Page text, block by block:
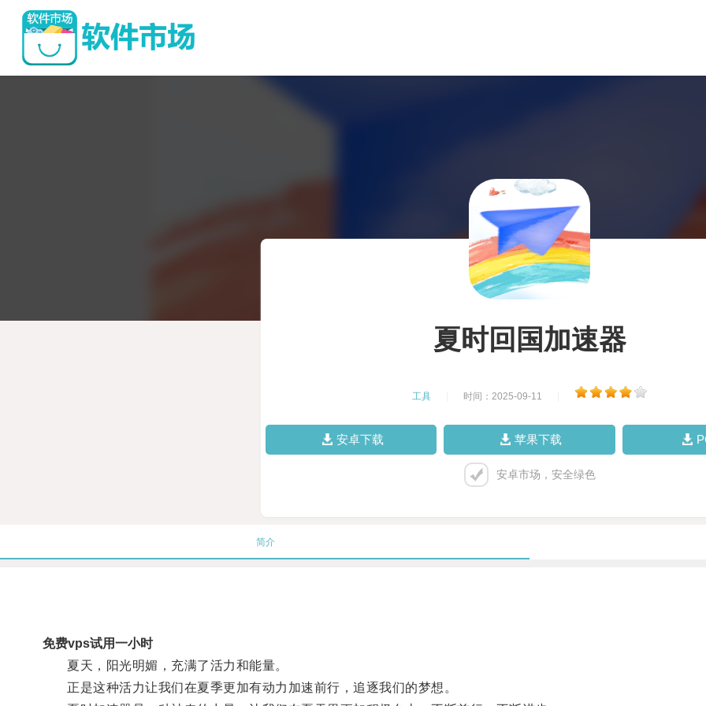
夏时回国加速器
工具 时间：2025-09-11
安卓下载 苹果下载
安卓市场，安全绿色
简介
免费vps试用一小时
夏天，阳光明媚，充满了活力和能量。
正是这种活力让我们在夏季更加有动力加速前行，追逐我们的梦想。